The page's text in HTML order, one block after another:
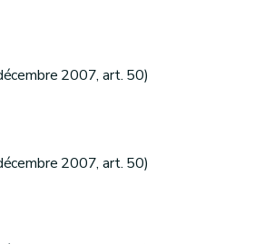
2007, art. 50)
2007, art. 50)